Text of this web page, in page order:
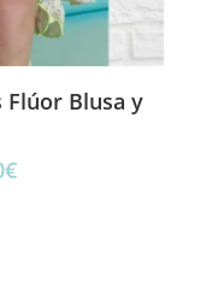
Flúor Blusa y
€El